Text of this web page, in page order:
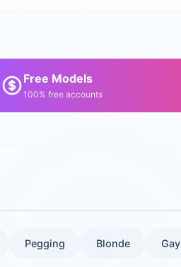
Free Models
100% free accounts
Pegging Blonde Gay